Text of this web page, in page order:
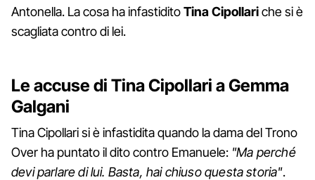
Antonella. La cosa ha infastiditoTina Cipollariche si è
scagliata contro di lei.
Le accuse di Tina Cipollari a Gemma
Galgani
Tina Cipollari si è infastidita quando la dama del Trono
Over ha puntato il dito contro Emanuele: "Ma perché
devi parlare di lui. Basta, hai chiuso questa storia".